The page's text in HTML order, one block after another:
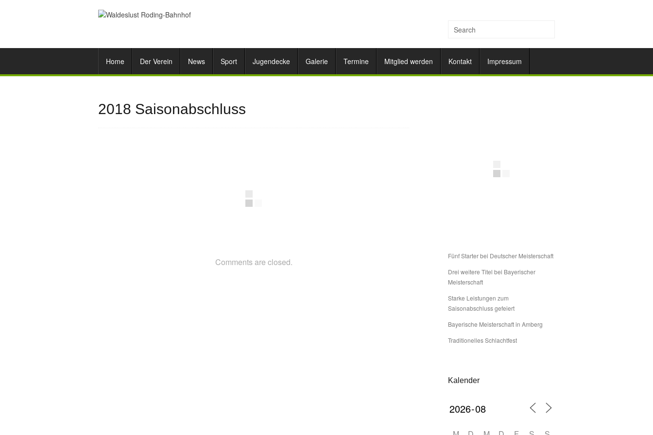
Home Der Verein News Sport Jugendecke Galerie Termine Mitglied werden Kontakt Impressum
2018 Saisonabschluss
Comments are closed.
Fünf Starter bei Deutscher Meisterschaft
Drei weitere Titel bei Bayerischer
Meisterschaft
Starke Leistungen zum
Saisonabschluss gefeiert
Bayerische Meisterschaft in Amberg
Traditionelles Schlachtfest
Kalender